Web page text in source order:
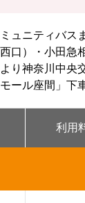
ュニティバス
口）・小田急
より神奈川中央
モール座間」下
利用